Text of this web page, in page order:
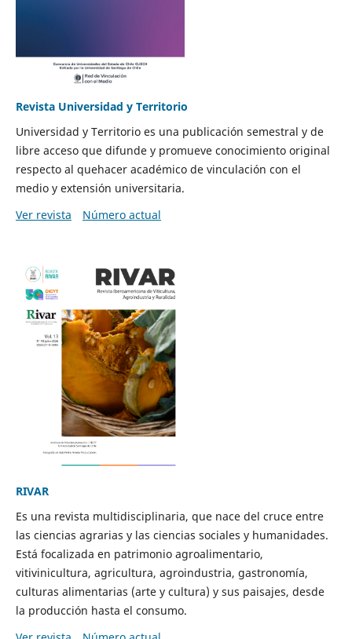
Revista Universidad y Territorio
Universidad y Territorio es una publicación semestral y de
libre acceso que difunde y promueve conocimiento original
respecto al quehacer académico de vinculación con el
medio y extensión universitaria.
Ver revista
Número actual
RIVAR
Es una revista multidisciplinaria, que nace del cruce entre
las ciencias agrarias y las ciencias sociales y humanidades.
Está focalizada en patrimonio agroalimentario,
vitivinicultura, agricultura, agroindustria, gastronomía,
culturas alimentarias (arte y cultura) y sus paisajes, desde
la producción hasta el consumo.